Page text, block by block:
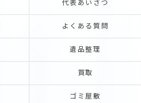
代表あいさつ
よくある質問
遺品整理
買取
ゴミ屋敷